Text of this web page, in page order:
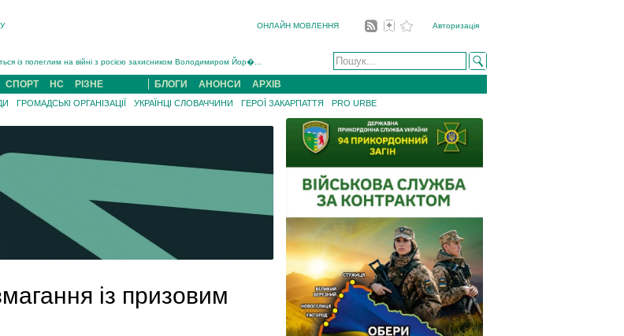
ОНЛАЙН МОВЛЕННЯ Авторизація
із полеглим на війні з росією захисником Володимиром Йор�...
із захисником Богданом Югасом, який два роки �...
захисника із Нанкова на Хустщині Юліана Гербея (ФОТО)[/gree...
з Виноградова Ігнат Роздяловський (ФОТО)...
ДТП за участі трьох авто постраждали 13 людей (ФОТО)...
ТЦК на Закарпатті судитимуть за обвинувачен...
СПОРТ НС РІЗНЕ БЛОГИ АНОНСИ АРХІВ
ГРОМАДСЬКІ ОРГАНІЗАЦІЇ УКРАЇНЦІ СЛОВАЧЧИНИ ГЕРОЇ ЗАКАРПАТТЯ PRO URBE
із призовим